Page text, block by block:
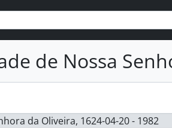
de Nossa
da Oliveira, 1624-04-20 - 1982